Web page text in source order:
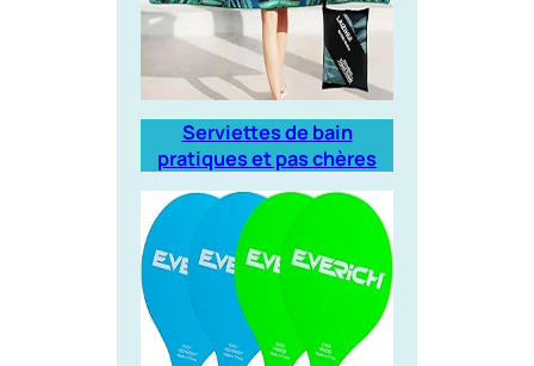
Serviettes de bain
pratiques et pas chères